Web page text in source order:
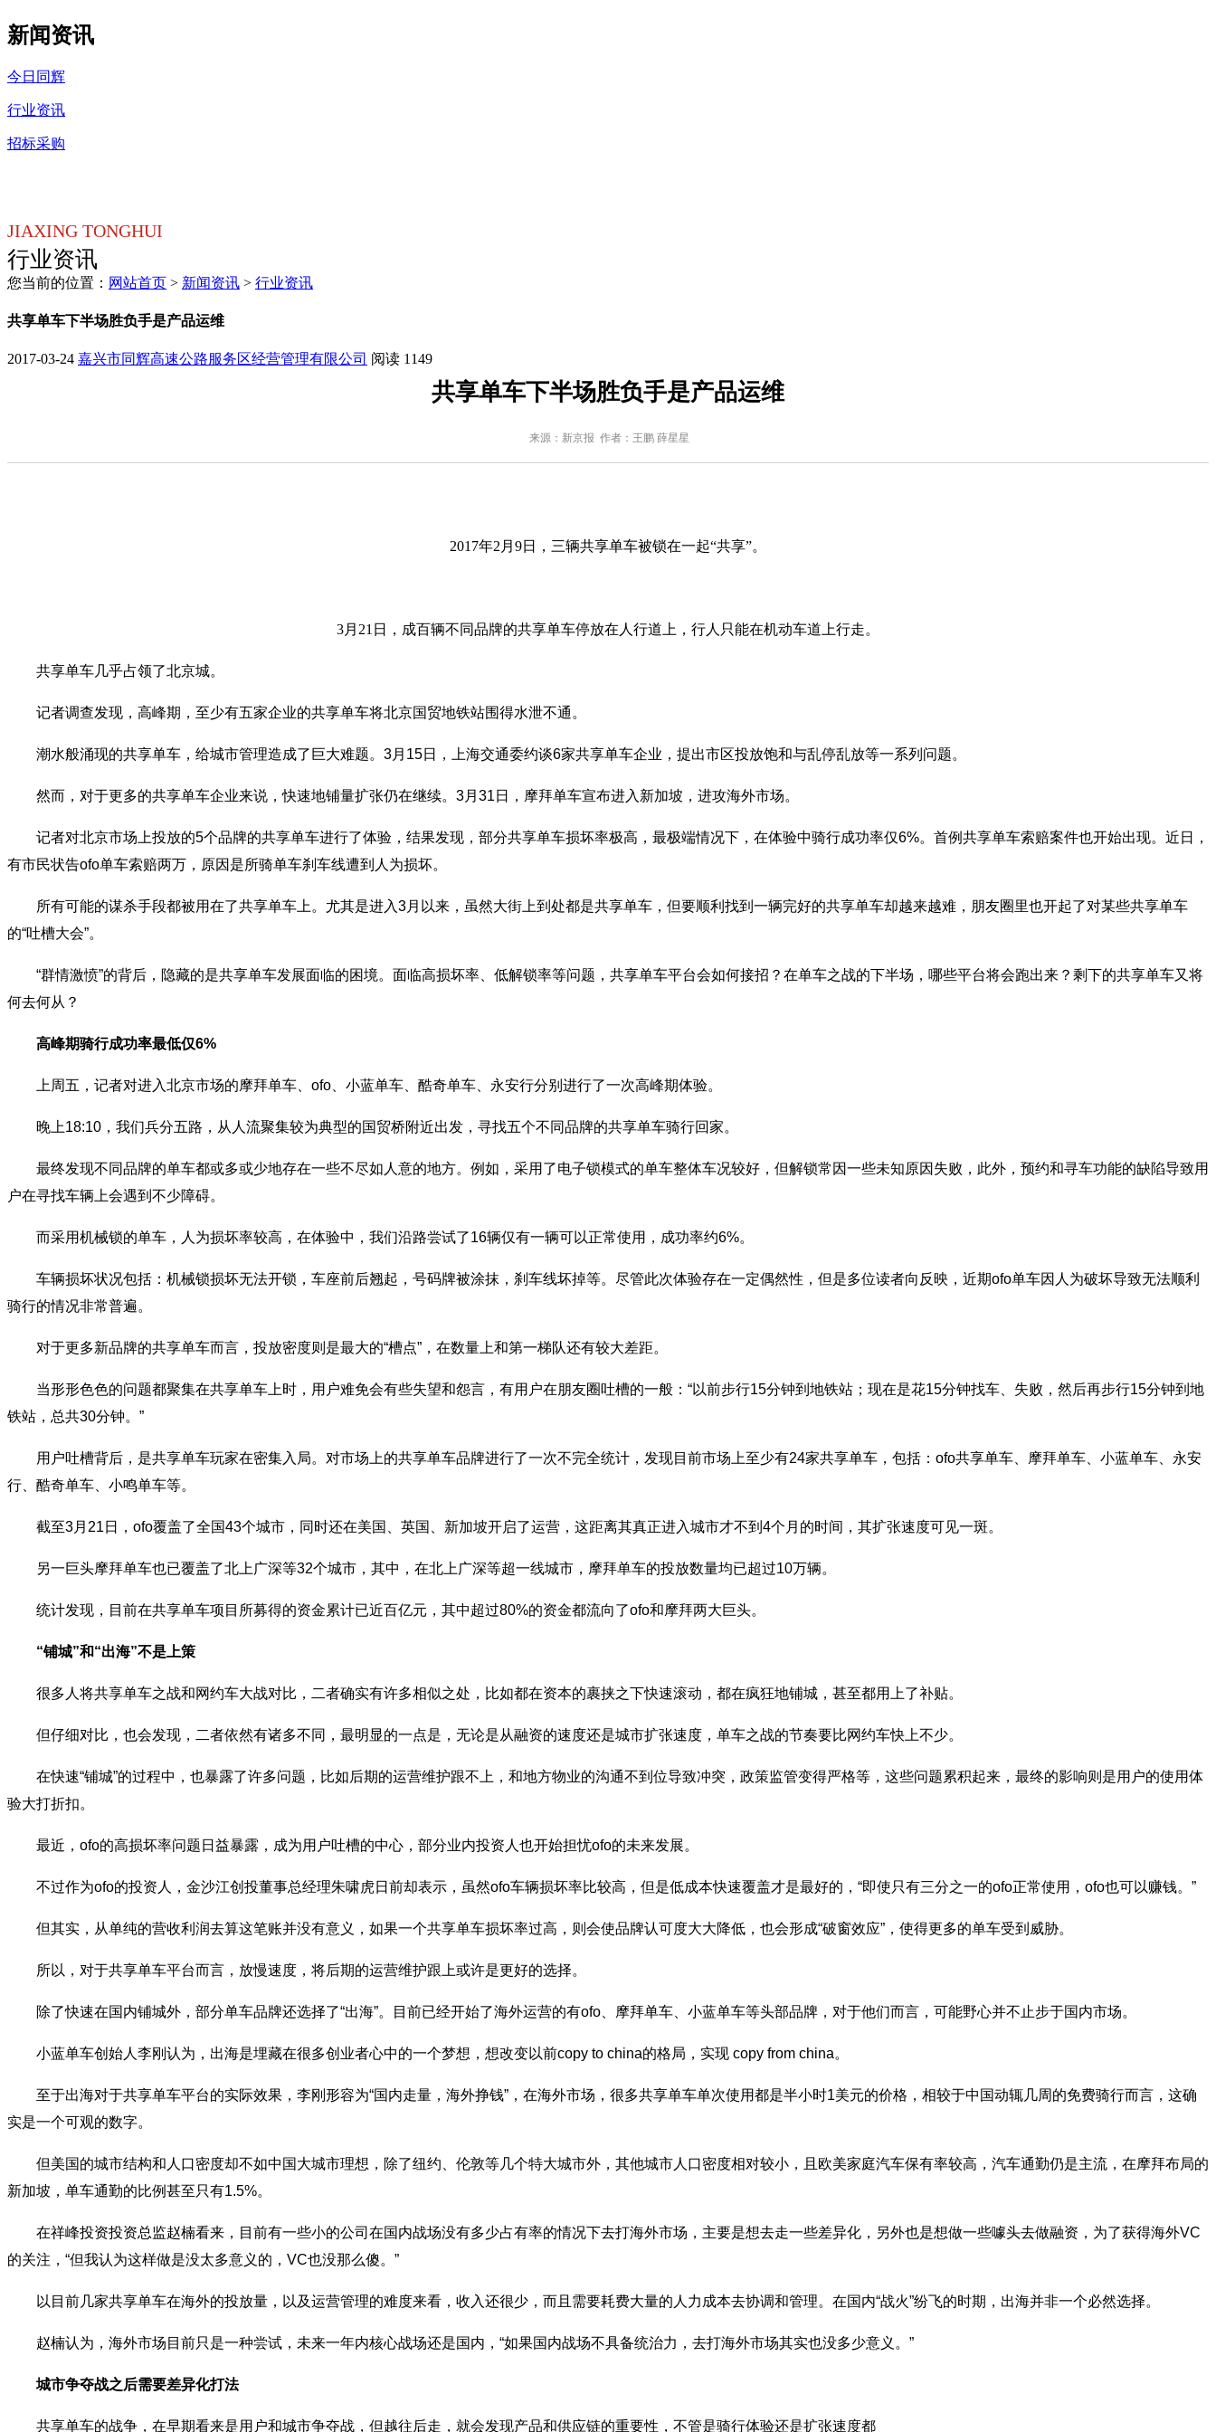
新闻资讯
今日同辉
行业资讯
招标采购
JIAXING TONGHUI
行业资讯
您当前的位置： 网站首页 > 新闻资讯 > 行业资讯
共享单车下半场胜负手是产品运维
2017-03-24 嘉兴市同辉高速公路服务区经营管理有限公司 阅读 1149
共享单车下半场胜负手是产品运维
来源：新京报 作者：王鹏 薛星星
2017年2月9日，三辆共享单车被锁在一起“共享”。
3月21日，成百辆不同品牌的共享单车停放在人行道上，行人只能在机动车道上行走。
共享单车几乎占领了北京城。
记者调查发现，高峰期，至少有五家企业的共享单车将北京国贸地铁站围得水泄不通。
潮水般涌现的共享单车，给城市管理造成了巨大难题。3月15日，上海交通委约谈6家共享单车企业，提出市区投放饱和与乱停乱放等一系列问题。
然而，对于更多的共享单车企业来说，快速地铺量扩张仍在继续。3月31日，摩拜单车宣布进入新加坡，进攻海外市场。
记者对北京市场上投放的5个品牌的共享单车进行了体验，结果发现，部分共享单车损坏率极高，最极端情况下，在体验中骑行成功率仅6%。首例共享单车索赔案件也开始出现。近日，
有市民状告ofo单车索赔两万，原因是所骑单车刹车线遭到人为损坏。
所有可能的谋杀手段都被用在了共享单车上。尤其是进入3月以来，虽然大街上到处都是共享单车，但要顺利找到一辆完好的共享单车却越来越难，朋友圈里也开起了对某些共享单车
的“吐槽大会”。
“群情激愤”的背后，隐藏的是共享单车发展面临的困境。面临高损坏率、低解锁率等问题，共享单车平台会如何接招？在单车之战的下半场，哪些平台将会跑出来？剩下的共享单车又将
何去何从？
高峰期骑行成功率最低仅6%
上周五，记者对进入北京市场的摩拜单车、ofo、小蓝单车、酷奇单车、永安行分别进行了一次高峰期体验。
晚上18:10，我们兵分五路，从人流聚集较为典型的国贸桥附近出发，寻找五个不同品牌的共享单车骑行回家。
最终发现不同品牌的单车都或多或少地存在一些不尽如人意的地方。例如，采用了电子锁模式的单车整体车况较好，但解锁常因一些未知原因失败，此外，预约和寻车功能的缺陷导致用
户在寻找车辆上会遇到不少障碍。
而采用机械锁的单车，人为损坏率较高，在体验中，我们沿路尝试了16辆仅有一辆可以正常使用，成功率约6%。
车辆损坏状况包括：机械锁损坏无法开锁，车座前后翘起，号码牌被涂抹，刹车线坏掉等。尽管此次体验存在一定偶然性，但是多位读者向反映，近期ofo单车因人为破坏导致无法顺利
骑行的情况非常普遍。
对于更多新品牌的共享单车而言，投放密度则是最大的“槽点”，在数量上和第一梯队还有较大差距。
当形形色色的问题都聚集在共享单车上时，用户难免会有些失望和怨言，有用户在朋友圈吐槽的一般：“以前步行15分钟到地铁站；现在是花15分钟找车、失败，然后再步行15分钟到地
铁站，总共30分钟。”
用户吐槽背后，是共享单车玩家在密集入局。对市场上的共享单车品牌进行了一次不完全统计，发现目前市场上至少有24家共享单车，包括：ofo共享单车、摩拜单车、小蓝单车、永安
行、酷奇单车、小鸣单车等。
截至3月21日，ofo覆盖了全国43个城市，同时还在美国、英国、新加坡开启了运营，这距离其真正进入城市才不到4个月的时间，其扩张速度可见一斑。
另一巨头摩拜单车也已覆盖了北上广深等32个城市，其中，在北上广深等超一线城市，摩拜单车的投放数量均已超过10万辆。
统计发现，目前在共享单车项目所募得的资金累计已近百亿元，其中超过80%的资金都流向了ofo和摩拜两大巨头。
“铺城”和“出海”不是上策
很多人将共享单车之战和网约车大战对比，二者确实有许多相似之处，比如都在资本的裹挟之下快速滚动，都在疯狂地铺城，甚至都用上了补贴。
但仔细对比，也会发现，二者依然有诸多不同，最明显的一点是，无论是从融资的速度还是城市扩张速度，单车之战的节奏要比网约车快上不少。
在快速“铺城”的过程中，也暴露了许多问题，比如后期的运营维护跟不上，和地方物业的沟通不到位导致冲突，政策监管变得严格等，这些问题累积起来，最终的影响则是用户的使用体
验大打折扣。
最近，ofo的高损坏率问题日益暴露，成为用户吐槽的中心，部分业内投资人也开始担忧ofo的未来发展。
不过作为ofo的投资人，金沙江创投董事总经理朱啸虎日前却表示，虽然ofo车辆损坏率比较高，但是低成本快速覆盖才是最好的，“即使只有三分之一的ofo正常使用，ofo也可以赚钱。”
但其实，从单纯的营收利润去算这笔账并没有意义，如果一个共享单车损坏率过高，则会使品牌认可度大大降低，也会形成“破窗效应”，使得更多的单车受到威胁。
所以，对于共享单车平台而言，放慢速度，将后期的运营维护跟上或许是更好的选择。
除了快速在国内铺城外，部分单车品牌还选择了“出海”。目前已经开始了海外运营的有ofo、摩拜单车、小蓝单车等头部品牌，对于他们而言，可能野心并不止步于国内市场。
小蓝单车创始人李刚认为，出海是埋藏在很多创业者心中的一个梦想，想改变以前copy to china的格局，实现 copy from china。
至于出海对于共享单车平台的实际效果，李刚形容为“国内走量，海外挣钱”，在海外市场，很多共享单车单次使用都是半小时1美元的价格，相较于中国动辄几周的免费骑行而言，这确
实是一个可观的数字。
但美国的城市结构和人口密度却不如中国大城市理想，除了纽约、伦敦等几个特大城市外，其他城市人口密度相对较小，且欧美家庭汽车保有率较高，汽车通勤仍是主流，在摩拜布局的
新加坡，单车通勤的比例甚至只有1.5%。
在祥峰投资投资总监赵楠看来，目前有一些小的公司在国内战场没有多少占有率的情况下去打海外市场，主要是想去走一些差异化，另外也是想做一些噱头去做融资，为了获得海外VC
的关注，“但我认为这样做是没太多意义的，VC也没那么傻。”
以目前几家共享单车在海外的投放量，以及运营管理的难度来看，收入还很少，而且需要耗费大量的人力成本去协调和管理。在国内“战火”纷飞的时期，出海并非一个必然选择。
赵楠认为，海外市场目前只是一种尝试，未来一年内核心战场还是国内，“如果国内战场不具备统治力，去打海外市场其实也没多少意义。”
城市争夺战之后需要差异化打法
共享单车的战争，在早期看来是用户和城市争夺战，但越往后走，就会发现产品和供应链的重要性，不管是骑行体验还是扩张速度都